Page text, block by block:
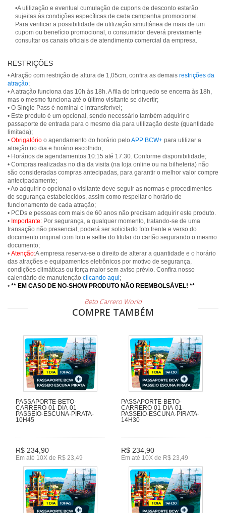
•A utilização e eventual cumulação de cupons de desconto estarão
sujeitas às condições específicas de cada campanha promocional.
Para verificar a possibilidade de utilização simultânea de mais de um
cupom ou benefício promocional, o consumidor deverá previamente
consultar os canais oficiais de atendimento comercial da empresa.
RESTRIÇÕES
• Atração com restrição de altura de 1,05cm, confira as demais restrições da
atração;
• A atração funciona das 10h às 18h. A fila do brinquedo se encerra às 18h,
mas o mesmo funciona até o último visitante se divertir;
• O Single Pass é nominal e intransferível;
• Este produto é um opcional, sendo necessário também adquirir o
passaporte de entrada para o mesmo dia para utilização deste (quantidade
limitada);
• Obrigatório o agendamento do horário pelo APP BCW+ para utilizar a
atração no dia e horário escolhido;
• Horários de agendamentos 10:15 até 17:30. Conforme disponibilidade;
• Compras realizadas no dia da visita (na loja online ou na bilheteria) não
são consideradas compras antecipadas, para garantir o melhor valor compre
antecipadamente;
• Ao adquirir o opcional o visitante deve seguir as normas e procedimentos
de segurança estabelecidos, assim como respeitar o horário de
funcionamento de cada atração;
• PCDs e pessoas com mais de 60 anos não precisam adquirir este produto.
• Importante: Por segurança, a qualquer momento, tratando-se de uma
transação não presencial, poderá ser solicitado foto frente e verso do
documento original com foto e selfie do titular do cartão segurando o mesmo
documento;
• Atenção:A empresa reserva-se o direito de alterar a quantidade e o horário
das atrações e equipamentos eletrônicos por motivo de segurança,
condições climáticas ou força maior sem aviso prévio. Confira nosso
calendário de manutenção clicando aqui;
• ** EM CASO DE NO-SHOW PRODUTO NÃO REEMBOLSÁVEL! **
Beto Carrero World
COMPRE TAMBÉM
PASSAPORTE-BETO-
CARRERO-01-DIA-01-
PASSEIO-ESCUNA-PIRATA-
10H45
R$ 234,90
Em até 10X de R$ 23,49
PASSAPORTE-BETO-
CARRERO-01-DIA-01-
PASSEIO-ESCUNA-PIRATA-
14H30
R$ 234,90
Em até 10X de R$ 23,49